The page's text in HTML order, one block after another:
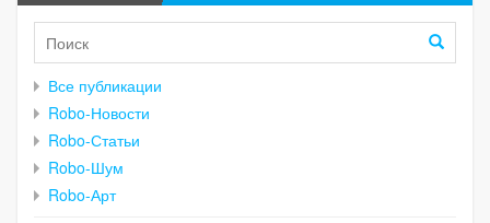
Все публикации
Robo-Новости
Robo-Статьи
Robo-Шум
Robo-Арт